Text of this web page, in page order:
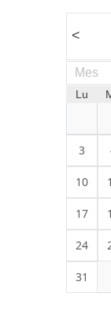
<
Mes
Lu
3
10
17
24
31